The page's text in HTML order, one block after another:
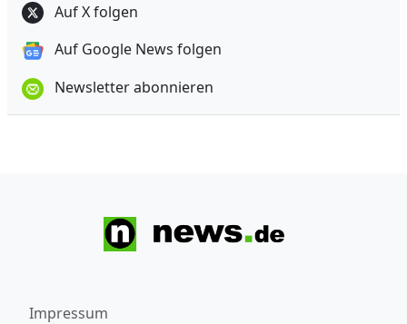
Auf X folgen
Auf Google News folgen
Newsletter abonnieren
Impressum